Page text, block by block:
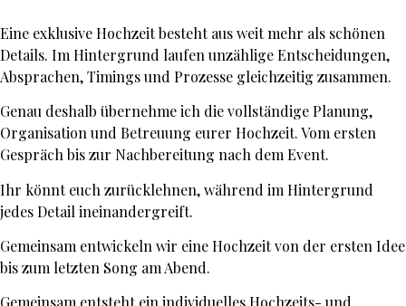
Eine exklusive Hochzeit besteht aus weit mehr als schönen
Details. Im Hintergrund laufen unzählige Entscheidungen,
Absprachen, Timings und Prozesse gleichzeitig zusammen.
Genau deshalb übernehme ich die vollständige Planung,
Organisation und Betreuung eurer Hochzeit. Vom ersten
Gespräch bis zur Nachbereitung nach dem Event.
Ihr könnt euch zurücklehnen, während im Hintergrund
jedes Detail ineinandergreift.
Gemeinsam entwickeln wir eine Hochzeit von der ersten Idee
bis zum letzten Song am Abend.